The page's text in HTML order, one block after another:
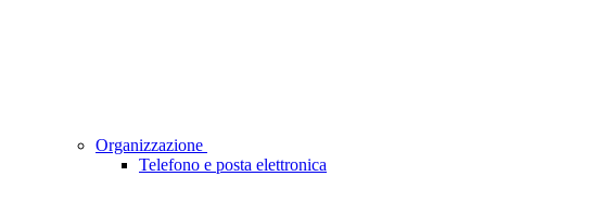
Organizzazione
Telefono e posta elettronica